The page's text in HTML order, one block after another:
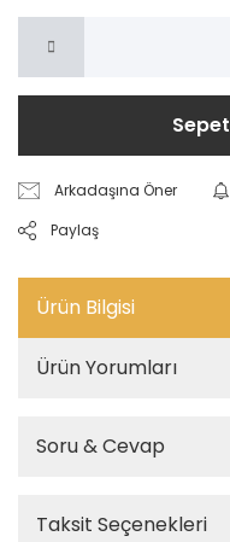
Arkadaşına Öner
Paylaş
Ürün Bilgisi
Ürün Yorumları
Soru & Cevap
Taksit Seçenekleri